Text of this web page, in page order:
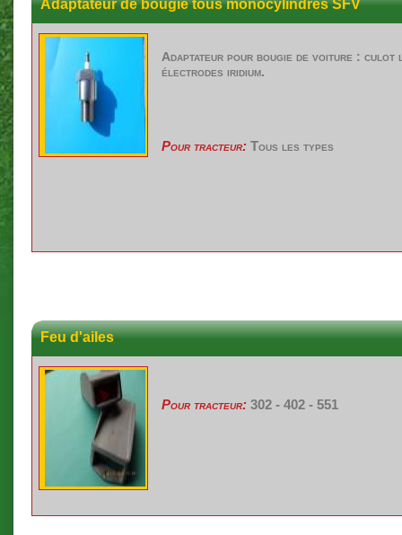
Adaptateur de bougie tous monocylindres SFV
Adaptateur pour bougie de voiture : culot
électrodes iridium.
Pour tracteur: Tous les types
Feu d'ailes
Pour tracteur: 302 - 402 - 551